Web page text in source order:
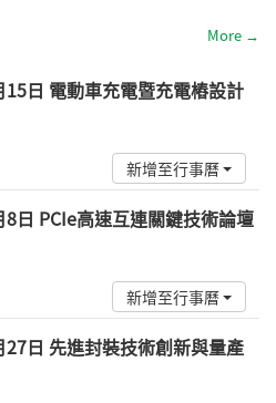
More →
15日 電動車充電暨充電樁設計
新增至行事曆
8日 PCIe高速互連關鍵技術論壇
新增至行事曆
27日 先進封裝技術創新與量產